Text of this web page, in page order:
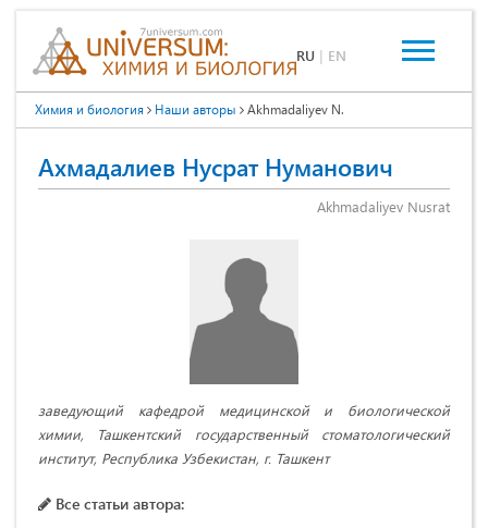
RU | EN
Химия и биология Наши авторы Akhmadaliyev N.
Ахмадалиев Нусрат Нуманович
Akhmadaliyev Nusrat
заведующий кафедрой медицинской и биологической
химии, Ташкентский государственный стоматологический
институт, Республика Узбекистан, г. Ташкент
Все статьи автора: